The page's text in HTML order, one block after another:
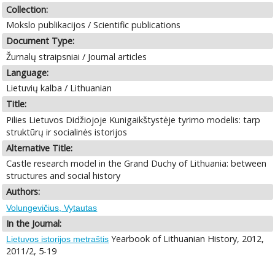
Collection:
Mokslo publikacijos / Scientific publications
Document Type:
Žurnalų straipsniai / Journal articles
Language:
Lietuvių kalba / Lithuanian
Title:
Pilies Lietuvos Didžiojoje Kunigaikštystėje tyrimo modelis: tarp
struktūrų ir socialinės istorijos
Alternative Title:
Castle research model in the Grand Duchy of Lithuania: between
structures and social history
Authors:
Volungevičius, Vytautas
In the Journal:
Lietuvos istorijos metraštis Yearbook of Lithuanian History, 2012,
2011/2, 5-19